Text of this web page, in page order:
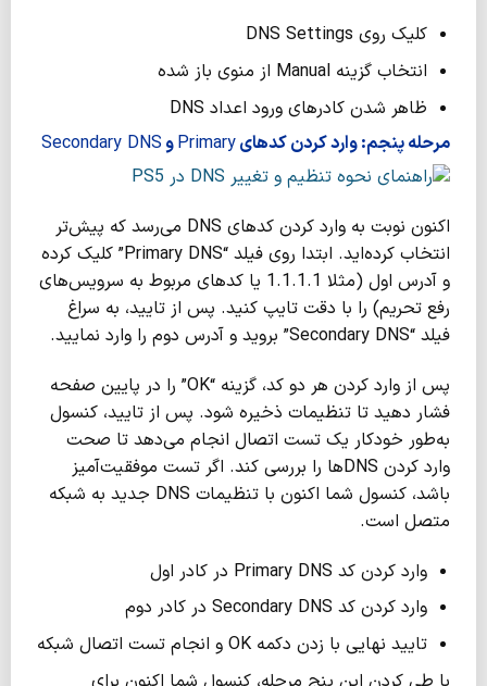
کلیک روی DNS Settings
انتخاب گزینه Manual از منوی باز شده
ظاهر شدن کادرهای ورود اعداد DNS
مرحله پنجم: وارد کردن کدهایPrimaryوSecondary DNS
اکنون نوبت به وارد کردن کدهای DNS می‌رسد که پیش‌تر
انتخاب کرده‌اید. ابتدا روی فیلد “Primary DNS” کلیک کرده
و آدرس اول (مثلا 1.1.1.1 یا کدهای مربوط به سرویس‌های
رفع تحریم) را با دقت تایپ کنید. پس از تایید، به سراغ
فیلد “Secondary DNS” بروید و آدرس دوم را وارد نمایید.
پس از وارد کردن هر دو کد، گزینه “OK” را در پایین صفحه
فشار دهید تا تنظیمات ذخیره شود. پس از تایید، کنسول
به‌طور خودکار یک تست اتصال انجام می‌دهد تا صحت
وارد کردن DNSها را بررسی کند. اگر تست موفقیت‌آمیز
باشد، کنسول شما اکنون با تنظیمات DNS جدید به شبکه
متصل است.
وارد کردن کد Primary DNS در کادر اول
وارد کردن کد Secondary DNS در کادر دوم
تایید نهایی با زدن دکمه OK و انجام تست اتصال شبکه